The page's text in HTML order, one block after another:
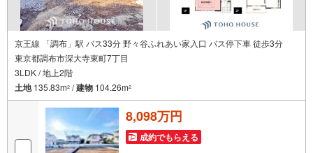
京王線 「調布」駅 バス33分 野々谷ふれあい家入口 バス停下車 徒歩3分
東京都調布市深大寺東町7丁目
3LDK / 地上2階
土地135.83m2 /建物 104.26m2
8,098万円
成約でもらえる